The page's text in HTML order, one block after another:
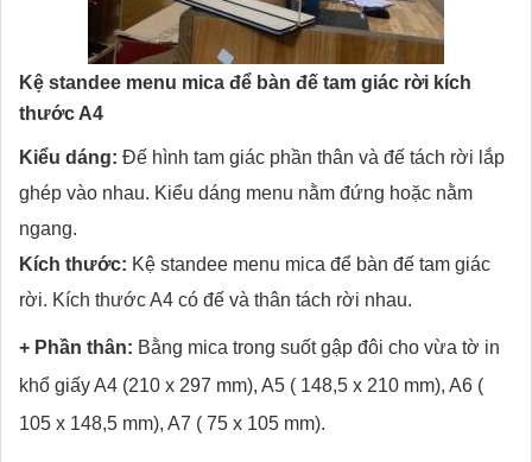
Kệ standee menu mica để bàn đế tam giác rời kích
thước A4
Kiểu dáng: Đế hình tam giác phần thân và đế tách rời lắp
ghép vào nhau. Kiểu dáng menu nằm đứng hoặc nằm
ngang.
Kích thước: Kệ standee menu mica để bàn đế tam giác
rời. Kích thước A4 có đế và thân tách rời nhau.
+ Phần thân: Bằng mica trong suốt gập đôi cho vừa tờ in
khổ giấy A4 (210 x 297 mm), A5 ( 148,5 x 210 mm), A6 (
105 x 148,5 mm), A7 ( 75 x 105 mm).